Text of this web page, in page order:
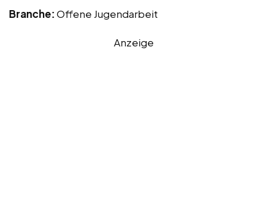
Branche:Offene Jugendarbeit
Anzeige